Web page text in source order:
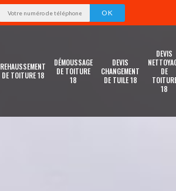
REHAUSSEMENT
DE TOITURE 18
DÉMOUSSAGE
DE TOITURE
18
DEVIS
CHANGEMENT
DE TUILE 18
DEVIS
DE
18